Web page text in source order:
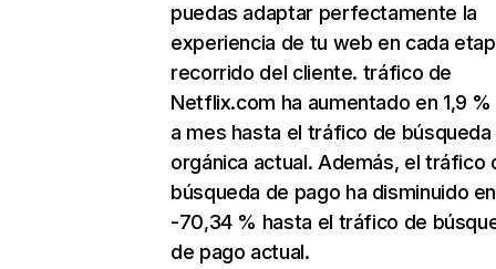
puedas adaptar perfectamente la
experiencia de tu web en cada
recorrido del cliente. tráfico de
Netflix.com ha aumentado en 1,9
a mes hasta el tráfico de búsqueda
orgánica actual. Además, el tráfico
búsqueda de pago ha disminuido en
-70,34 % hasta el tráfico de
de pago actual.